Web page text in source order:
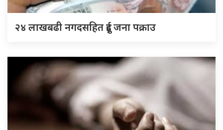
२४ लाखबढी नगदसहित दुई जना पक्राउ